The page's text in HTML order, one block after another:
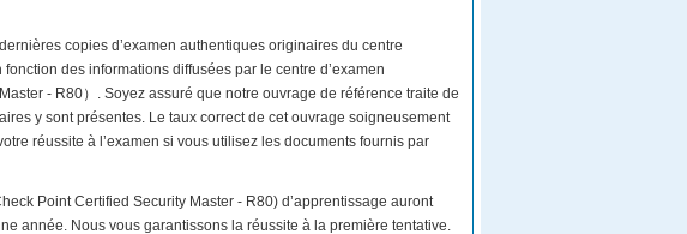
copies d’examen authentiques originaires du centre
des informations diffusées par le centre d’examen
- R80）. Soyez assuré que notre ouvrage de référence traite de
y sont présentes. Le taux correct de cet ouvrage soigneusement
réussite à l’examen si vous utilisez les documents fournis par
Point Certified Security Master - R80) d’apprentissage auront
année. Nous vous garantissons la réussite à la première tentative.